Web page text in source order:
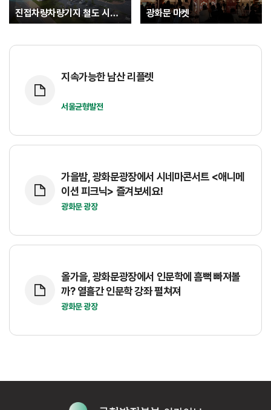
진접차량차량기지 철도 시험운행(최종) 광화문 마켓
지속가능한 남산 리플렛
서울균형발전
가을밤, 광화문광장에서 시네마콘서트 <애니메
이션 피크닉> 즐겨보세요!
광화문 광장
올가을, 광화문광장에서 인문학에 흠뻑 빠져볼
까? 열흘간 인문학 강좌 펼쳐져
광화문 광장